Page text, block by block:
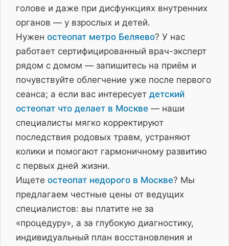
голове и даже при дисфункциях внутренних
органов — у взрослых и детей.
Нужен остеопат метро Беляево? У нас
работает сертифицированный врач-эксперт
рядом с домом — запишитесь на приём и
почувствуйте облегчение уже после первого
сеанса; а если вас интересует детский
остеопат что делает в Москве — наши
специалисты мягко корректируют
последствия родовых травм, устраняют
колики и помогают гармоничному развитию
с первых дней жизни.
Ищете остеопат недорого в Москве? Мы
предлагаем честные цены от ведущих
специалистов: вы платите не за
«процедуру», а за глубокую диагностику,
индивидуальный план восстановления и